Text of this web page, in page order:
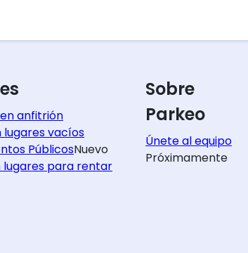
anfitrión
lugares vacíos
PúblicosNuevo
lugares para rentar
Sobre
Parkeo
Únete al equipo
Próximamente